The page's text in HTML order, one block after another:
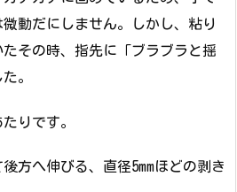
動だにしません。しかし、粘り
その時、指先に「ブラブラと揺
。
りです。
方へ伸びる、直径5mmほどの剥き